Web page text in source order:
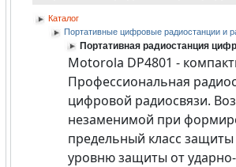
Каталог
Портативные цифровые радиостанции и
Портативная радиостанция
Motorola DP4801 -
Профессиональная
цифровой радиосвязи.
незаменимой при
предельный класс
уровню защиты от